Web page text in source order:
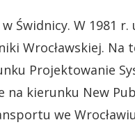
Świdnicy. W 1981
Wrocławskiej. Na
Projektowanie
na kierunku New
we